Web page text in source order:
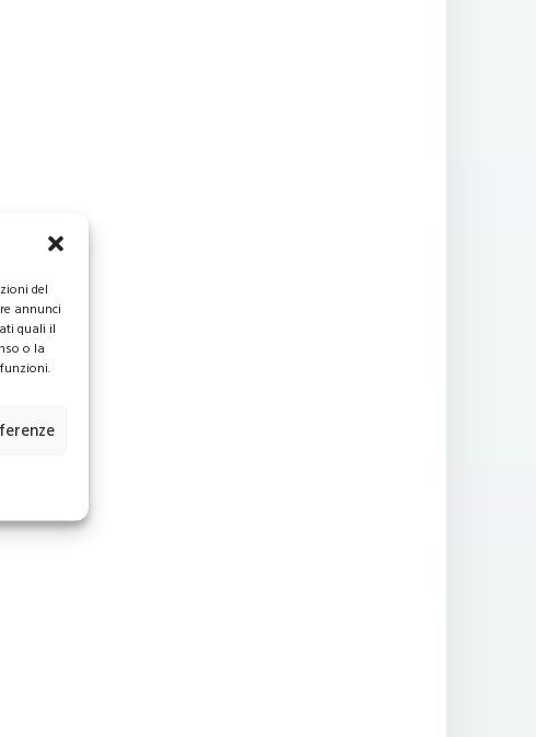
del
annunci
quali il
o la